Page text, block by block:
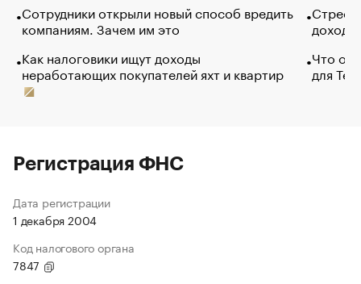
Сотрудники открыли новый способ вредить
компаниям. Зачем им это
Как налоговики ищут доходы
неработающих покупателей яхт и квартир
Что
для
Регистрация ФНС
Дата регистрации
1 декабря 2004
Код налогового органа
7847